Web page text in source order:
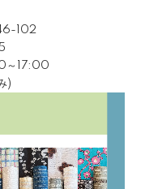
102
～17:00
)